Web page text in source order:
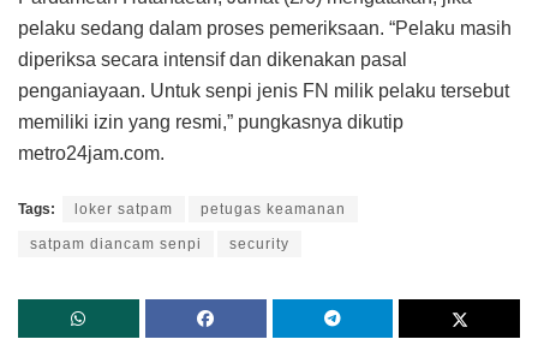
pelaku sedang dalam proses pemeriksaan. “Pelaku masih
diperiksa secara intensif dan dikenakan pasal
penganiayaan. Untuk senpi jenis FN milik pelaku tersebut
memiliki izin yang resmi,” pungkasnya dikutip
metro24jam.com.
Tags: loker satpam petugas keamanan
satpam diancam senpi security